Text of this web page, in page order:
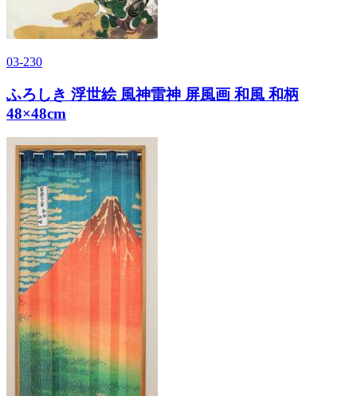
03-230
ふろしき 浮世絵 風神雷神 屏風画 和風 和柄
48×48cm